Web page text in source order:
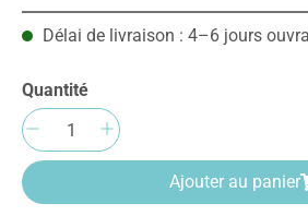
Délai de livraison : 4–6 jours
Quantité
Quantité de produit :
Ajouter au panier